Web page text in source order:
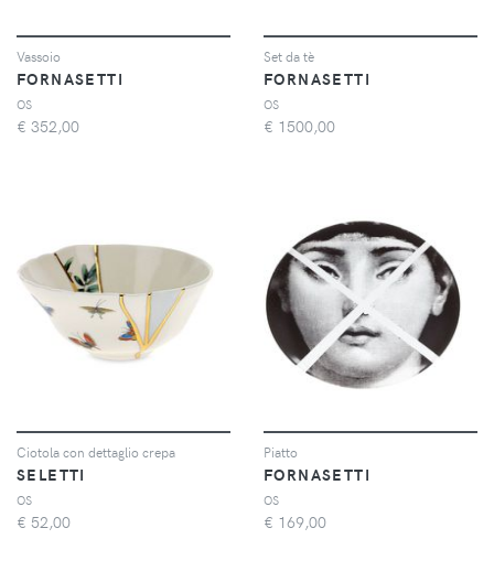
Vassoio
FORNASETTI
OS
€ 352,00
Set da tè
FORNASETTI
OS
€ 1500,00
Ciotola con dettaglio crepa
SELETTI
OS
€ 52,00
Piatto
FORNASETTI
OS
€ 169,00